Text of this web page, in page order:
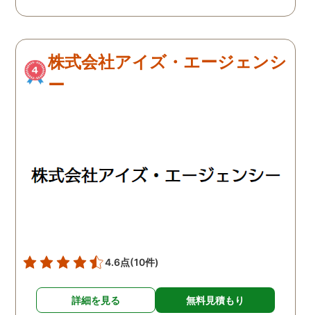
家の中には何も仕掛けられ
心したのですが、盗聴され
てるような気がしていたの
は私の勘違いだったという
した。電話連絡し、喫茶
目的を話すと「一番多い
頼であり、任せて下さい
した。
株式会社アイズ・エージェンシ
ー
4.6点(10件)
詳細を見る 無料見積もり